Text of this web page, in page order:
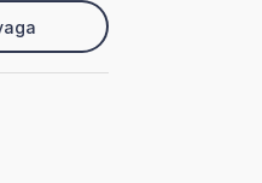
- DF